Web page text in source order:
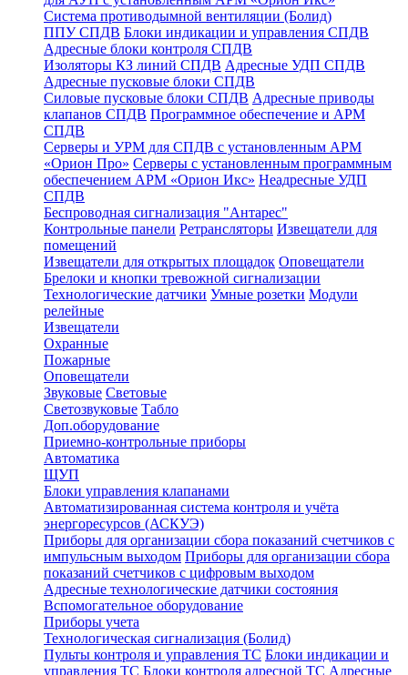
Система противодымной вентиляции (Болид)
ППУ СПДВ Блоки индикации и управления СПДВ
Адресные блоки контроля СПДВ
Изоляторы КЗ линий СПДВ Адресные УДП СПДВ
Адресные пусковые блоки СПДВ
Силовые пусковые блоки СПДВ Адресные приводы
клапанов СПДВ Программное обеспечение и АРМ
СПДВ
Серверы и УРМ для СПДВ с установленным АРМ
«Орион Про» Серверы с установленным программным
обеспечением АРМ «Орион Икс» Неадресные УДП
СПДВ
Беспроводная сигнализация "Антарес"
Контрольные панели Ретрансляторы Извещатели для
помещений
Извещатели для открытых площадок Оповещатели
Брелоки и кнопки тревожной сигнализации
Технологические датчики Умные розетки Модули
релейные
Извещатели
Охранные
Пожарные
Оповещатели
Звуковые Световые
Светозвуковые Табло
Доп.оборудование
Приемно-контрольные приборы
Автоматика
ЩУП
Блоки управления клапанами
Автоматизированная система контроля и учёта
энергоресурсов (АСКУЭ)
Приборы для организации сбора показаний счетчиков с
импульсным выходом Приборы для организации сбора
показаний счетчиков с цифровым выходом
Адресные технологические датчики состояния
Вспомогательное оборудование
Приборы учета
Технологическая сигнализация (Болид)
Пульты контроля и управления ТС Блоки индикации и
управления ТС Блоки контроля адресной ТС Адресные